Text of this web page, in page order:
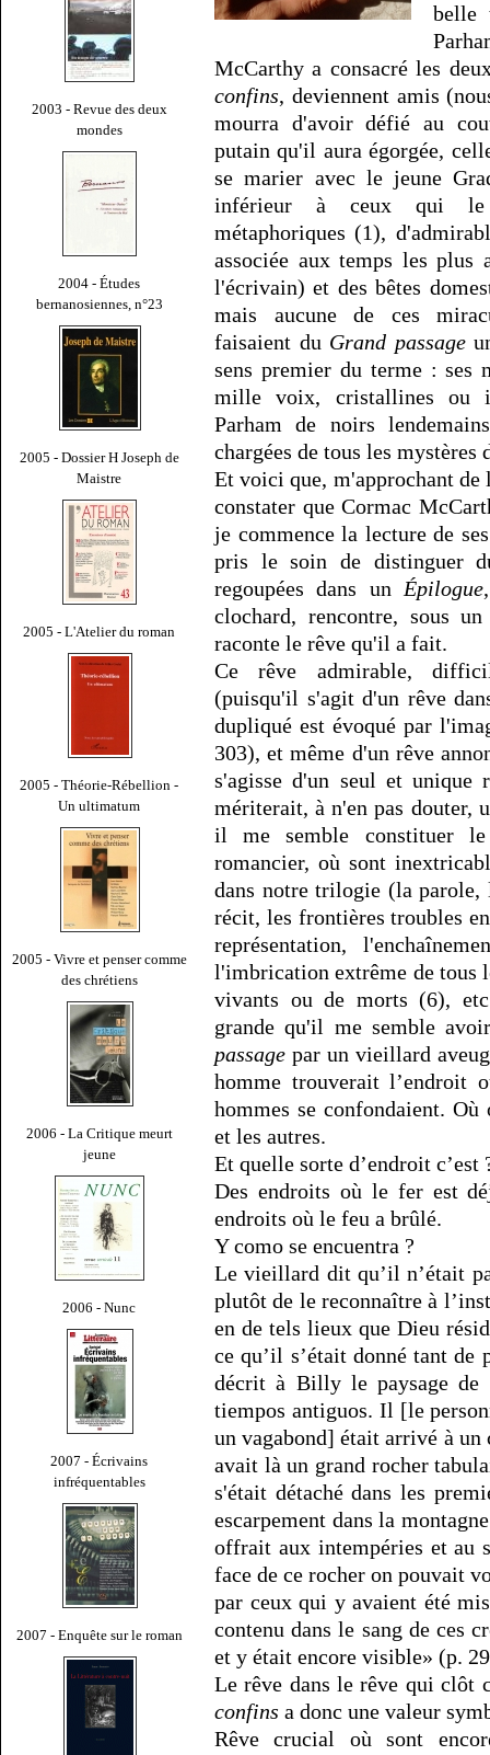
2003 - Revue des deux
mondes
2004 - Études
bernanosiennes, n°23
2005 - Dossier H Joseph de
Maistre
2005 - L'Atelier du roman
2005 - Théorie-Rébellion -
Un ultimatum
2005 - Vivre et penser comme
des chrétiens
2006 - La Critique meurt
jeune
2006 - Nunc
2007 - Écrivains
infréquentables
2007 - Enquête sur le roman
belle
McCarthy a consacré les
confins, deviennent amis
mourra d'avoir défié au
putain qu'il aura égorgée,
se marier avec le jeune
inférieur à ceux qui le
métaphoriques (1),
associée aux temps les plus
l'écrivain) et des bêtes
mais aucune de ces
faisaient du Grand passage
sens premier du terme : ses
mille voix, cristallines ou
Parham de noirs
chargées de tous les mystères
Et voici que, m'approchant de
constater que Cormac
je commence la lecture de
pris le soin de distinguer
regoupées dans un Épilogue
clochard, rencontre, sous
raconte le rêve qu'il a fait.
Ce rêve admirable,
(puisqu'il s'agit d'un rêve
dupliqué est évoqué par
303), et même d'un rêve
s'agisse d'un seul et unique
mériterait, à n'en pas douter,
il me semble constituer
romancier, où sont
dans notre trilogie (la
récit, les frontières troubles
représentation,
l'imbrication extrême de tous
vivants ou de morts (6),
grande qu'il me semble
passage par un vieillard
homme trouverait l’endroit
hommes se confondaient.
et les autres.
Et quelle sorte d’endroit
Des endroits où le fer est
endroits où le feu a brûlé.
Y como se encuentra ?
Le vieillard dit qu’il n’était
plutôt de le reconnaître à
en de tels lieux que Dieu
ce qu’il s’était donné tant de
décrit à Billy le paysage de
tiempos antiguos. Il [le
un vagabond] était arrivé à
avait là un grand rocher
s'était détaché dans les
escarpement dans la
offrait aux intempéries et au
face de ce rocher on pouvait
par ceux qui y avaient été
contenu dans le sang de ces
et y était encore visible» (p.
Le rêve dans le rêve qui clôt
confins a donc une valeur
Rêve crucial où sont